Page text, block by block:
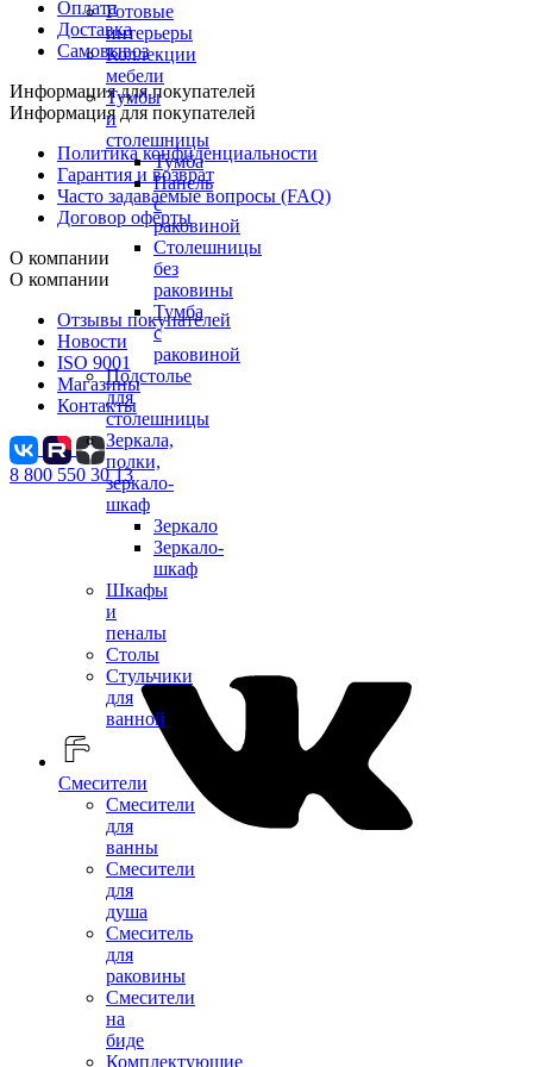
Готовые
интерьеры
Коллекции
мебели
Тумбы
и
столешницы
Тумба
Панель
с
раковиной
Столешницы
без
раковины
Тумба
с
раковиной
Подстолье
для
столешницы
Зеркала,
полки,
зеркало-
шкаф
Зеркало
Зеркало-
шкаф
Шкафы
и
пеналы
Столы
Стульчики
для
ванной
Смесители
Смесители
для
ванны
Смесители
для
душа
Смеситель
для
раковины
Смесители
на
биде
Комплектующие
Оплата
Доставка
Самовывоз
Информация для покупателей
Информация для покупателей
Политика конфиденциальности
Гарантия и возврат
Часто задаваемые вопросы (FAQ)
Договор оферты
О компании
О компании
Отзывы покупателей
Новости
ISO 9001
Магазины
Контакты
8 800 550 30 13